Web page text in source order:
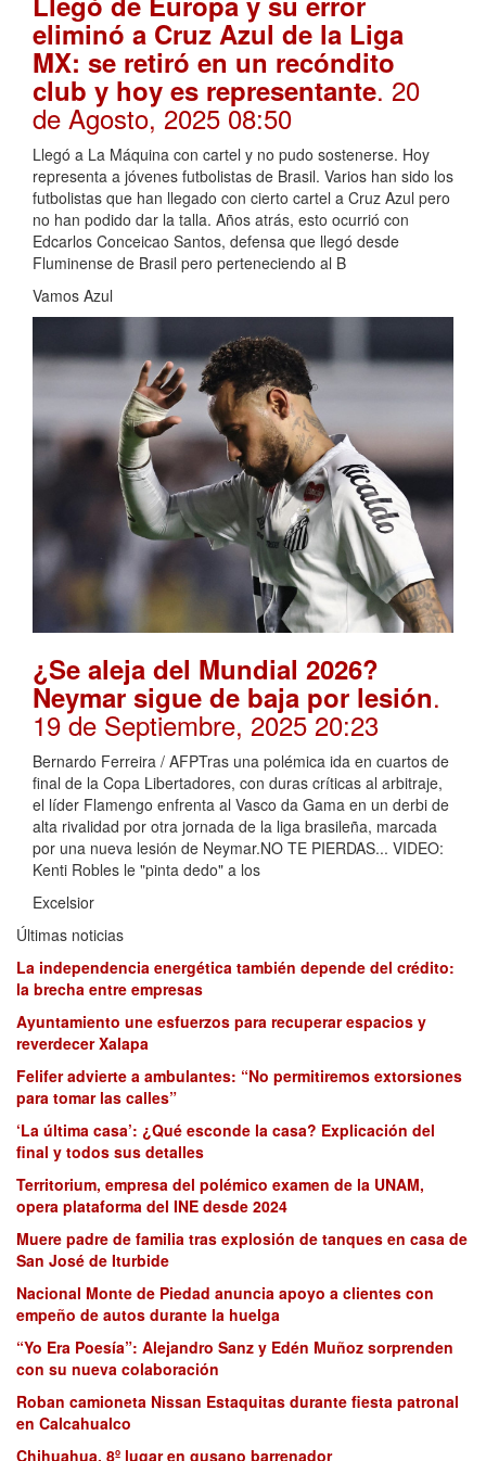
eliminó a Cruz Azul de la Liga
MX: se retiró en un recóndito
club y hoy es representante. 20
de Agosto, 2025 08:50
Llegó a La Máquina con cartel y no pudo sostenerse. Hoy
representa a jóvenes futbolistas de Brasil. Varios han sido los
futbolistas que han llegado con cierto cartel a Cruz Azul pero
no han podido dar la talla. Años atrás, esto ocurrió con
Edcarlos Conceicao Santos, defensa que llegó desde
Fluminense de Brasil pero perteneciendo al B
Vamos Azul
¿Se aleja del Mundial 2026?
Neymar sigue de baja por lesión.
19 de Septiembre, 2025 20:23
Bernardo Ferreira / AFPTras una polémica ida en cuartos de
final de la Copa Libertadores, con duras críticas al arbitraje,
el líder Flamengo enfrenta al Vasco da Gama en un derbi de
alta rivalidad por otra jornada de la liga brasileña, marcada
por una nueva lesión de Neymar.NO TE PIERDAS... VIDEO:
Kenti Robles le "pinta dedo" a los
Excelsior
Últimas noticias
La independencia energética también depende del crédito:
la brecha entre empresas
Ayuntamiento une esfuerzos para recuperar espacios y
reverdecer Xalapa
Felifer advierte a ambulantes: “No permitiremos extorsiones
para tomar las calles”
‘La última casa’: ¿Qué esconde la casa? Explicación del
final y todos sus detalles
Territorium, empresa del polémico examen de la UNAM,
opera plataforma del INE desde 2024
Muere padre de familia tras explosión de tanques en casa de
San José de Iturbide
Nacional Monte de Piedad anuncia apoyo a clientes con
empeño de autos durante la huelga
“Yo Era Poesía”: Alejandro Sanz y Edén Muñoz sorprenden
con su nueva colaboración
Roban camioneta Nissan Estaquitas durante fiesta patronal
en Calcahualco
Chihuahua, 8º lugar en gusano barrenador